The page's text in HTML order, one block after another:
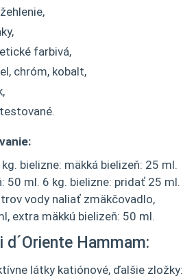
farbivá,
chróm, kobalt,
bielizne: mäkká bielizeň: 25 ml.
50 ml. 6 kg. bielizne: pridať 25 ml.
vody naliať zmäkčovadlo,
extra mäkkú bielizeň: 50 ml.
d´Oriente Hammam:
látky katiónové, ďalšie zložky: